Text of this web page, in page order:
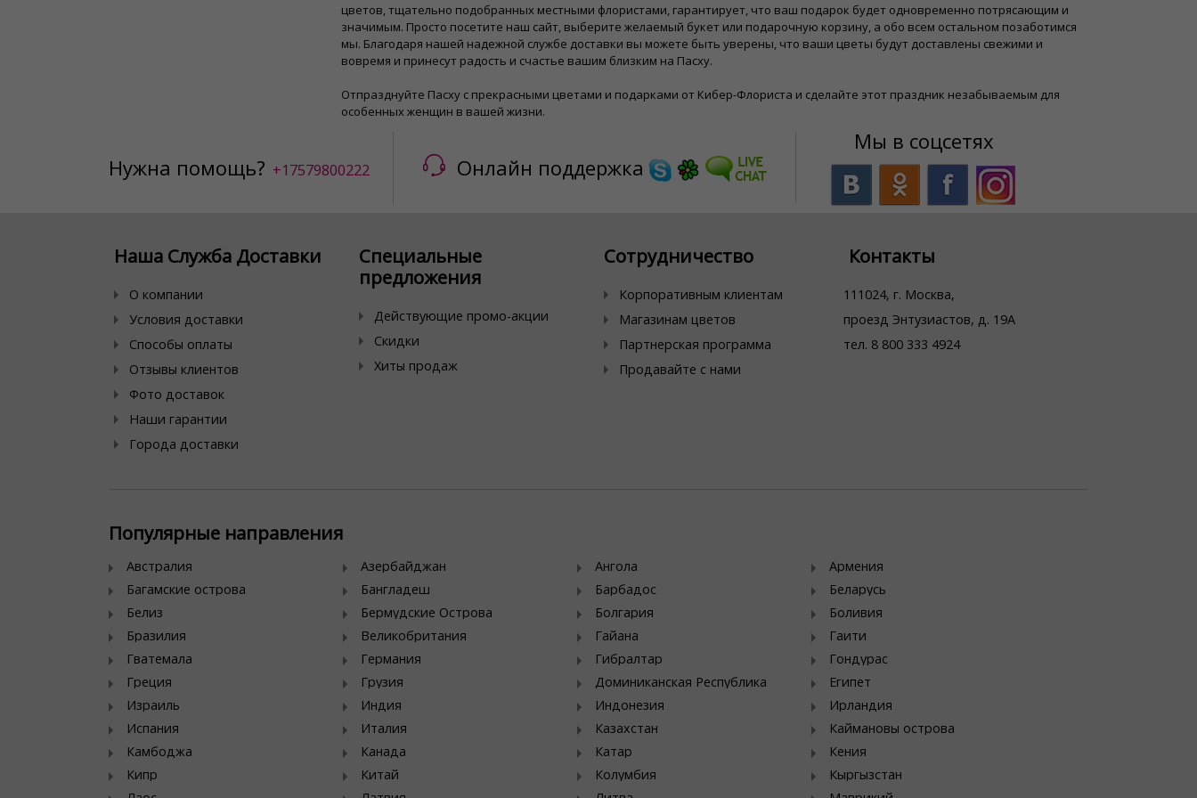
цветов, тщательно подобранных местными флористами, гарантирует, что ваш подарок будет одновременно потрясающим и
значимым. Просто посетите наш сайт, выберите желаемый букет или подарочную корзину, а обо всем остальном позаботимся
мы. Благодаря нашей надежной службе доставки вы можете быть уверены, что ваши цветы будут доставлены свежими и
вовремя и принесут радость и счастье вашим близким на Пасху.
Отпразднуйте Пасху с прекрасными цветами и подарками от Кибер-Флориста и сделайте этот праздник незабываемым для
особенных женщин в вашей жизни.
Нужна помощь? +17579800222 Онлайн поддержка
Мы в соцсетях
Наша Служба Доставки
О компании
Условия доставки
Способы оплаты
Отзывы клиентов
Фото доставок
Наши гарантии
Города доставки
Специальные
предложения
Действующие промо-акции
Скидки
Хиты продаж
Сотрудничество
Корпоративным клиентам
Магазинам цветов
Партнерская программа
Продавайте с нами
Контакты
111024, г. Москва,
проезд Энтузиастов, д. 19А
тел. 8 800 333 4924
Популярные направления
Австралия Азербайджан Ангола
Армения
Багамские острова
Бангладеш Барбадос
Беларусь
Белиз
Бермудские Острова Болгария
Боливия
Бразилия
Великобритания Гайана
Гаити
Гватемала
Германия Гибралтар
Гондурас
Греция
Грузия Доминиканская Республика
Египет
Израиль
Индия Индонезия
Ирландия
Испания
Италия Казахстан
Каймановы острова
Камбоджа
Канада Катар
Кения
Кипр
Китай Колумбия
Кыргызстан